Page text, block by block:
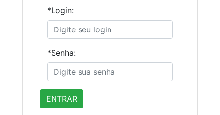
*Login:
*Senha:
ENTRAR